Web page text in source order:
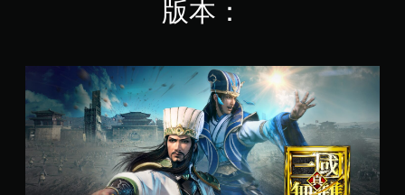
版本：
般
版
(
P
4
)